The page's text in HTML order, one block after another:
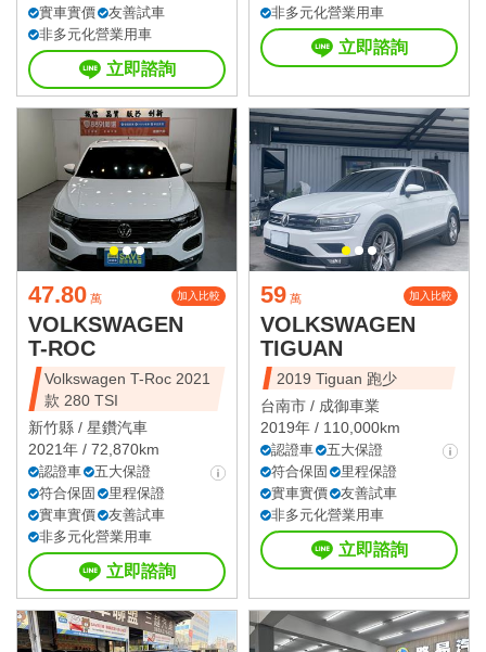
實車實價
友善試車
非多元化營業用車
立即諮詢
非多元化營業用車
立即諮詢
47.80 萬 加入比較
VOLKSWAGEN
T-ROC
Volkswagen T-Roc 2021
款 280 TSI
新竹縣 / 星鑽汽車
2021年 / 72,870km
認證車
五大保證
符合保固
里程保證
實車實價
友善試車
非多元化營業用車
立即諮詢
59 萬 加入比較
VOLKSWAGEN
TIGUAN
2019 Tiguan 跑少
台南市 / 成御車業
2019年 / 110,000km
認證車
五大保證
符合保固
里程保證
實車實價
友善試車
非多元化營業用車
立即諮詢